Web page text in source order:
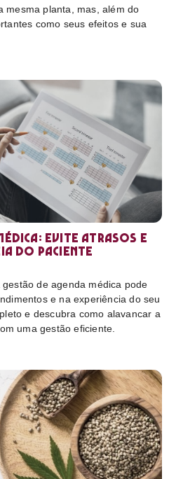
mesma planta, mas, além do
como seus efeitos e sua
Evite atrasos e
do paciente
de agenda médica pode
e na experiência do seu
e descubra como alavancar a
uma gestão eficiente.